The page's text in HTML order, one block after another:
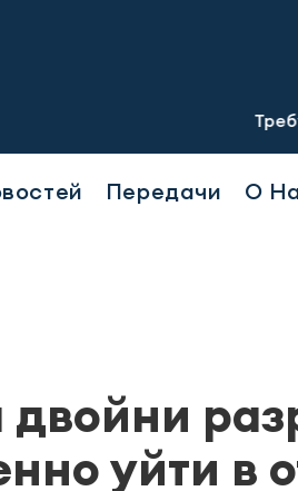
Требуется
Передачи О
двойни
уйти в